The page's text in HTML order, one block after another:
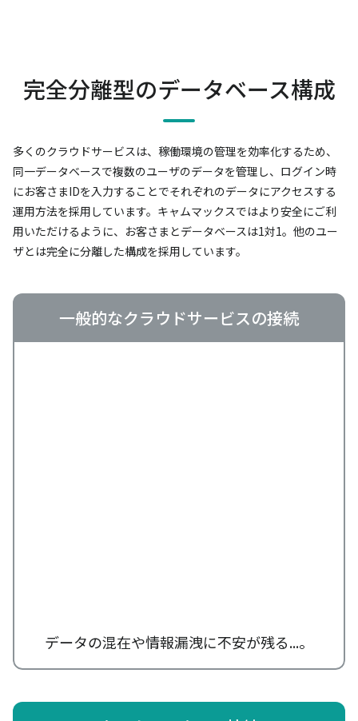
完全分離型のデータベース構成
多くのクラウドサービスは、稼働環境の管理を効率化するため、
同一データベースで複数のユーザのデータを管理し、 ログイン時
にお客さまIDを入力することでそれぞれのデータにアクセスする
運用方法を採用しています。 キャムマックスではより安全にご利
用いただけるように、お客さまとデータベースは1対1。 他のユー
ザとは完全に分離した構成を採用しています。
一般的なクラウドサービスの接続
データの混在や情報漏洩に不安が残る...。